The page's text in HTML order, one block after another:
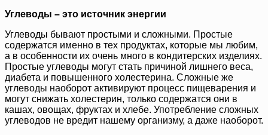
Углеводы – это источник энергии
Углеводы бывают простыми и сложными. Простые
содержатся именно в тех продуктах, которые мы любим,
а в особенности их очень много в кондитерских изделиях.
Простые углеводы могут стать причиной лишнего веса,
диабета и повышенного холестерина. Сложные же
углеводы наоборот активируют процесс пищеварения и
могут снижать холестерин, только содержатся они в
кашах, овощах, фруктах и хлебе. Употребление сложных
углеводов не вредит нашему организму, а даже наоборот.